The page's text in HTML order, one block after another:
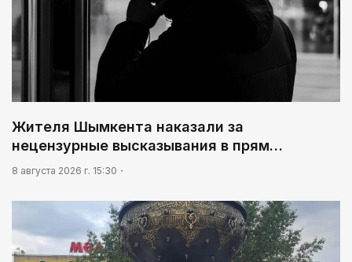
Жителя Шымкента наказали за
нецензурные высказывания в прям…
8 августа 2026 г. 15:30